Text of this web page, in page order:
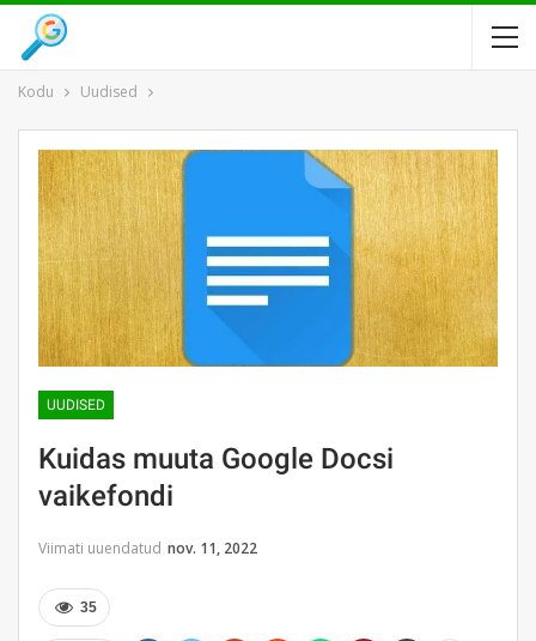
Kodu Uudised
UUDISED
Kuidas muuta Google Docsi
vaikefondi
Viimati uuendatud nov. 11, 2022
35